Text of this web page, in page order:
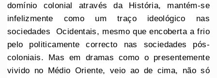
domínio colonial através da História, mantém-se
infelizmente como um traço ideológico nas
sociedades Ocidentais, mesmo que encoberta a frio
pelo politicamente correcto nas sociedades pós-
coloniais. Mas em dramas como o presentemente
vivido no Médio Oriente, veio ao de cima, não só